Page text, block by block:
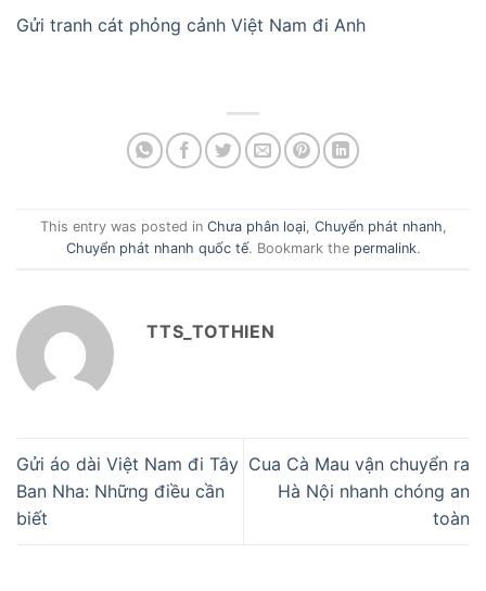
Gửi tranh cát phỏng cảnh Việt Nam đi Anh
This entry was posted in Chưa phân loại, Chuyển phát nhanh,
Chuyển phát nhanh quốc tế. Bookmark the permalink.
TTS_TOTHIEN
Gửi áo dài Việt Nam đi Tây
Ban Nha: Những điều cần
biết
Cua Cà Mau vận chuyển ra
Hà Nội nhanh chóng an
toàn